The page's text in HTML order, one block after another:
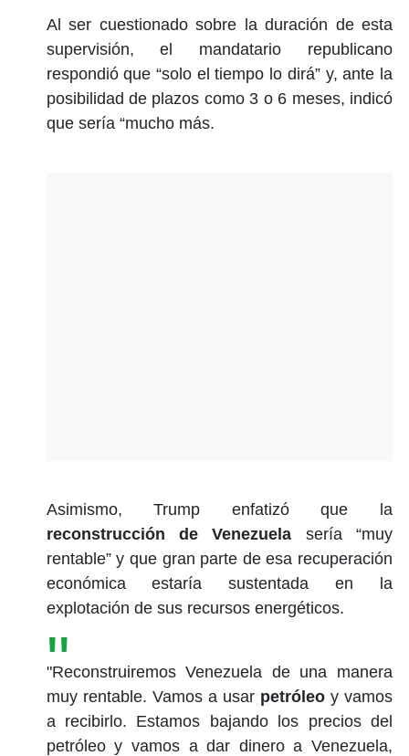
Al ser cuestionado sobre la duración de esta
supervisión, el mandatario republicano
respondió que “solo el tiempo lo dirá” y, ante la
posibilidad de plazos como 3 o 6 meses, indicó
que sería “mucho más.
Asimismo, Trump enfatizó que la
reconstrucción de Venezuela sería “muy
rentable” y que gran parte de esa recuperación
económica estaría sustentada en la
explotación de sus recursos energéticos.
"Reconstruiremos Venezuela de una manera
muy rentable. Vamos a usar petróleoy vamos
a recibirlo. Estamos bajando los precios del
petróleo y vamos a dar dinero a Venezuela,